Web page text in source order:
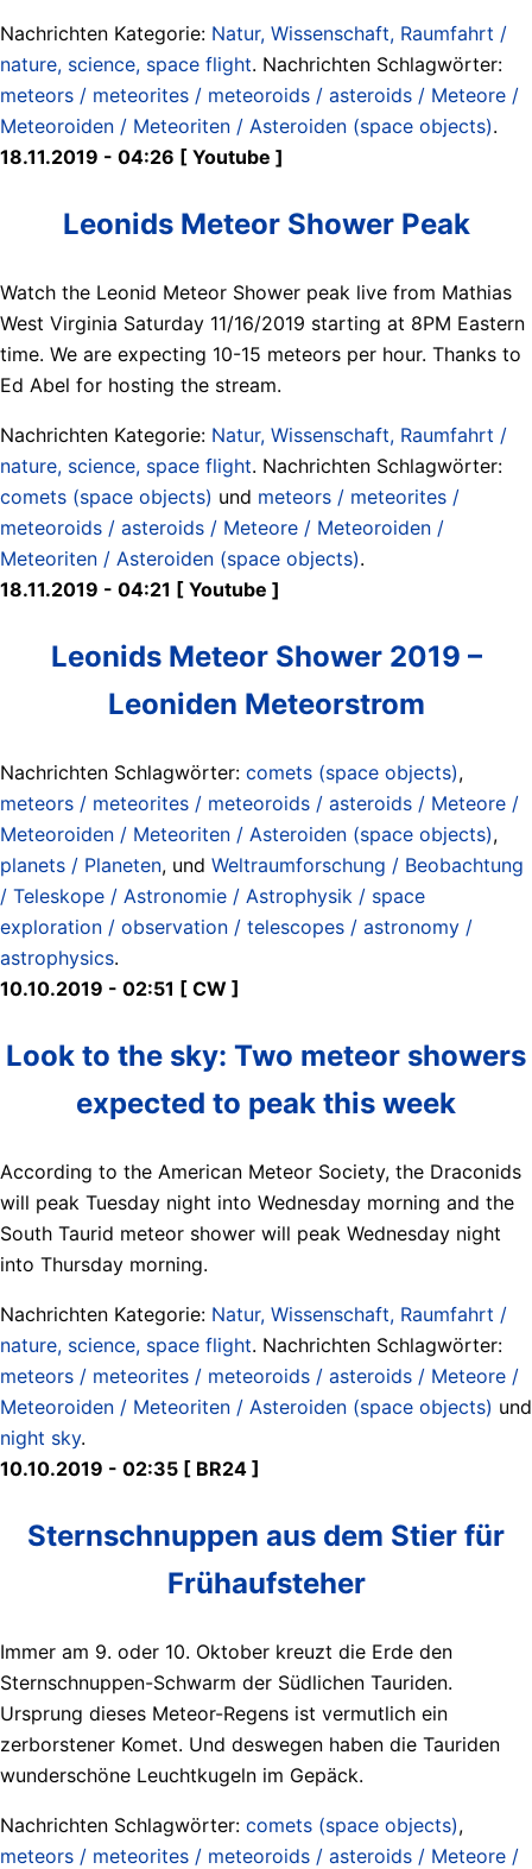
Nachrichten Kategorie: Natur, Wissenschaft, Raumfahrt /
nature, science, space flight. Nachrichten Schlagwörter:
meteors / meteorites / meteoroids / asteroids / Meteore /
Meteoroiden / Meteoriten / Asteroiden (space objects).
18.11.2019 - 04:26 [ Youtube ]
Leonids Meteor Shower Peak
Watch the Leonid Meteor Shower peak live from Mathias
West Virginia Saturday 11/16/2019 starting at 8PM Eastern
time. We are expecting 10-15 meteors per hour. Thanks to
Ed Abel for hosting the stream.
Nachrichten Kategorie: Natur, Wissenschaft, Raumfahrt /
nature, science, space flight. Nachrichten Schlagwörter:
comets (space objects) und meteors / meteorites /
meteoroids / asteroids / Meteore / Meteoroiden /
Meteoriten / Asteroiden (space objects).
18.11.2019 - 04:21 [ Youtube ]
Leonids Meteor Shower 2019 –
Leoniden Meteorstrom
Nachrichten Schlagwörter: comets (space objects),
meteors / meteorites / meteoroids / asteroids / Meteore /
Meteoroiden / Meteoriten / Asteroiden (space objects),
planets / Planeten, und Weltraumforschung / Beobachtung
/ Teleskope / Astronomie / Astrophysik / space
exploration / observation / telescopes / astronomy /
astrophysics.
10.10.2019 - 02:51 [ CW ]
Look to the sky: Two meteor showers
expected to peak this week
According to the American Meteor Society, the Draconids
will peak Tuesday night into Wednesday morning and the
South Taurid meteor shower will peak Wednesday night
into Thursday morning.
Nachrichten Kategorie: Natur, Wissenschaft, Raumfahrt /
nature, science, space flight. Nachrichten Schlagwörter:
meteors / meteorites / meteoroids / asteroids / Meteore /
Meteoroiden / Meteoriten / Asteroiden (space objects) und
night sky.
10.10.2019 - 02:35 [ BR24 ]
Sternschnuppen aus dem Stier für
Frühaufsteher
Immer am 9. oder 10. Oktober kreuzt die Erde den
Sternschnuppen-Schwarm der Südlichen Tauriden.
Ursprung dieses Meteor-Regens ist vermutlich ein
zerborstener Komet. Und deswegen haben die Tauriden
wunderschöne Leuchtkugeln im Gepäck.
Nachrichten Schlagwörter: comets (space objects),
meteors / meteorites / meteoroids / asteroids / Meteore /